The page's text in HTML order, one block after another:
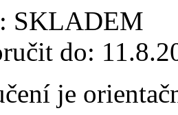
SKLADEM
do:
je